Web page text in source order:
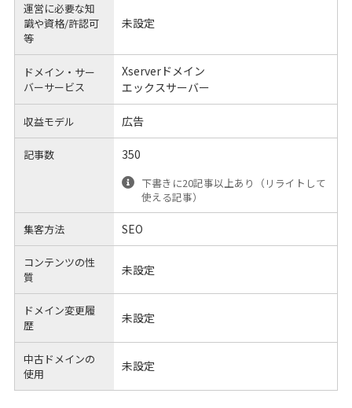
運営に必要な知
識や資格/許認可
等
未設定
ドメイン・サー
バーサービス
Xserverドメイン
エックスサーバー
収益モデル 広告
記事数 350
下書きに20記事以上あり（リライトして
使える記事）
集客方法 SEO
コンテンツの性
質
未設定
ドメイン変更履
歴
未設定
中古ドメインの
使用
未設定